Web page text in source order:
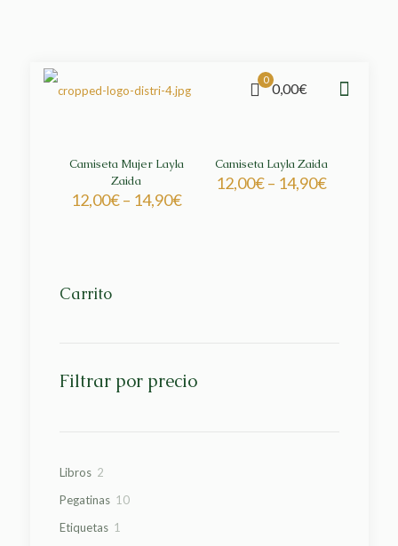
0
0,00€
Camiseta Mujer Layla
Zaida
12,00€– 14,90€
Camiseta Layla Zaida
12,00€– 14,90€
Carrito
Filtrar por precio
Libros 22
Pegatinas 1010
Etiquetas 1